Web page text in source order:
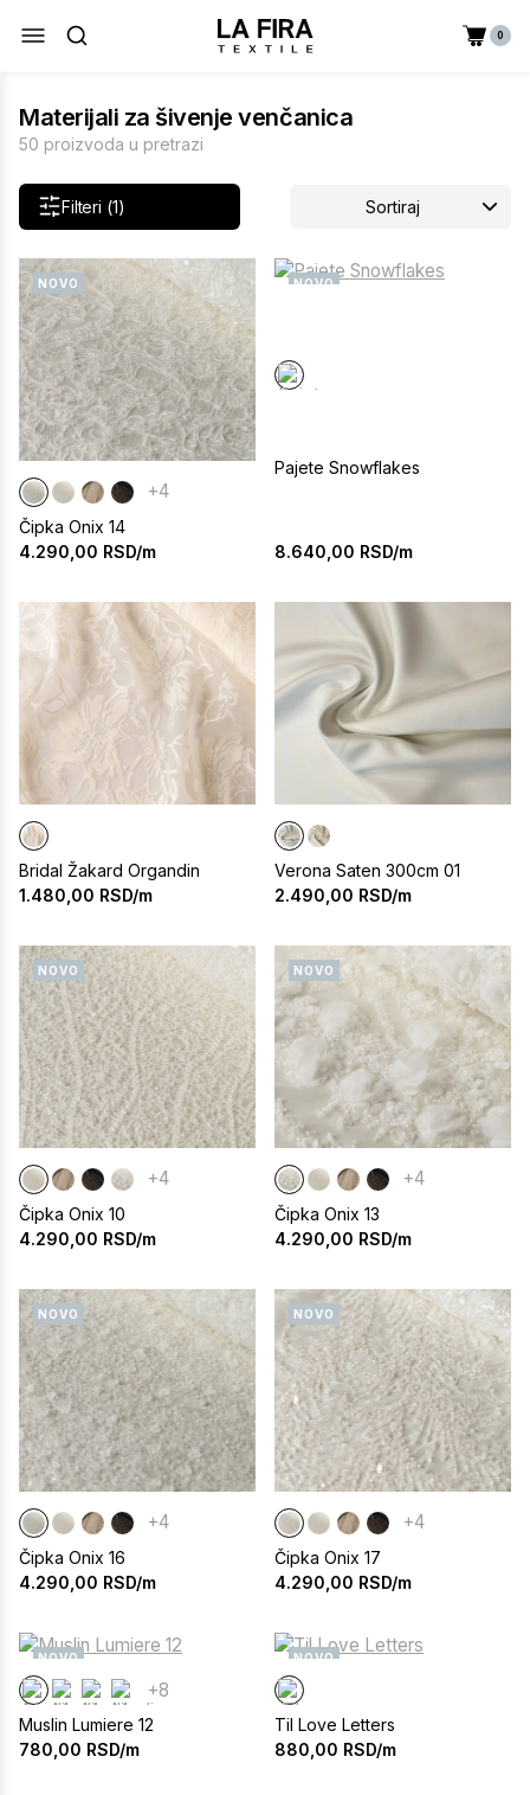
0
Materijali za šivenje venčanica
50 proizvoda u pretrazi
Filteri (1) Sortiraj
NOVO
+4
Čipka Onix 14
4.290,00 RSD/m
NOVO
Pajete Snowflakes
8.640,00 RSD/m
Bridal Žakard Organdin
1.480,00 RSD/m
Verona Saten 300cm 01
2.490,00 RSD/m
NOVO
+4
Čipka Onix 10
4.290,00 RSD/m
NOVO
+4
Čipka Onix 13
4.290,00 RSD/m
NOVO
+4
Čipka Onix 16
4.290,00 RSD/m
NOVO
+4
Čipka Onix 17
4.290,00 RSD/m
NOVO
+8
Muslin Lumiere 12
780,00 RSD/m
NOVO
Til Love Letters
880,00 RSD/m